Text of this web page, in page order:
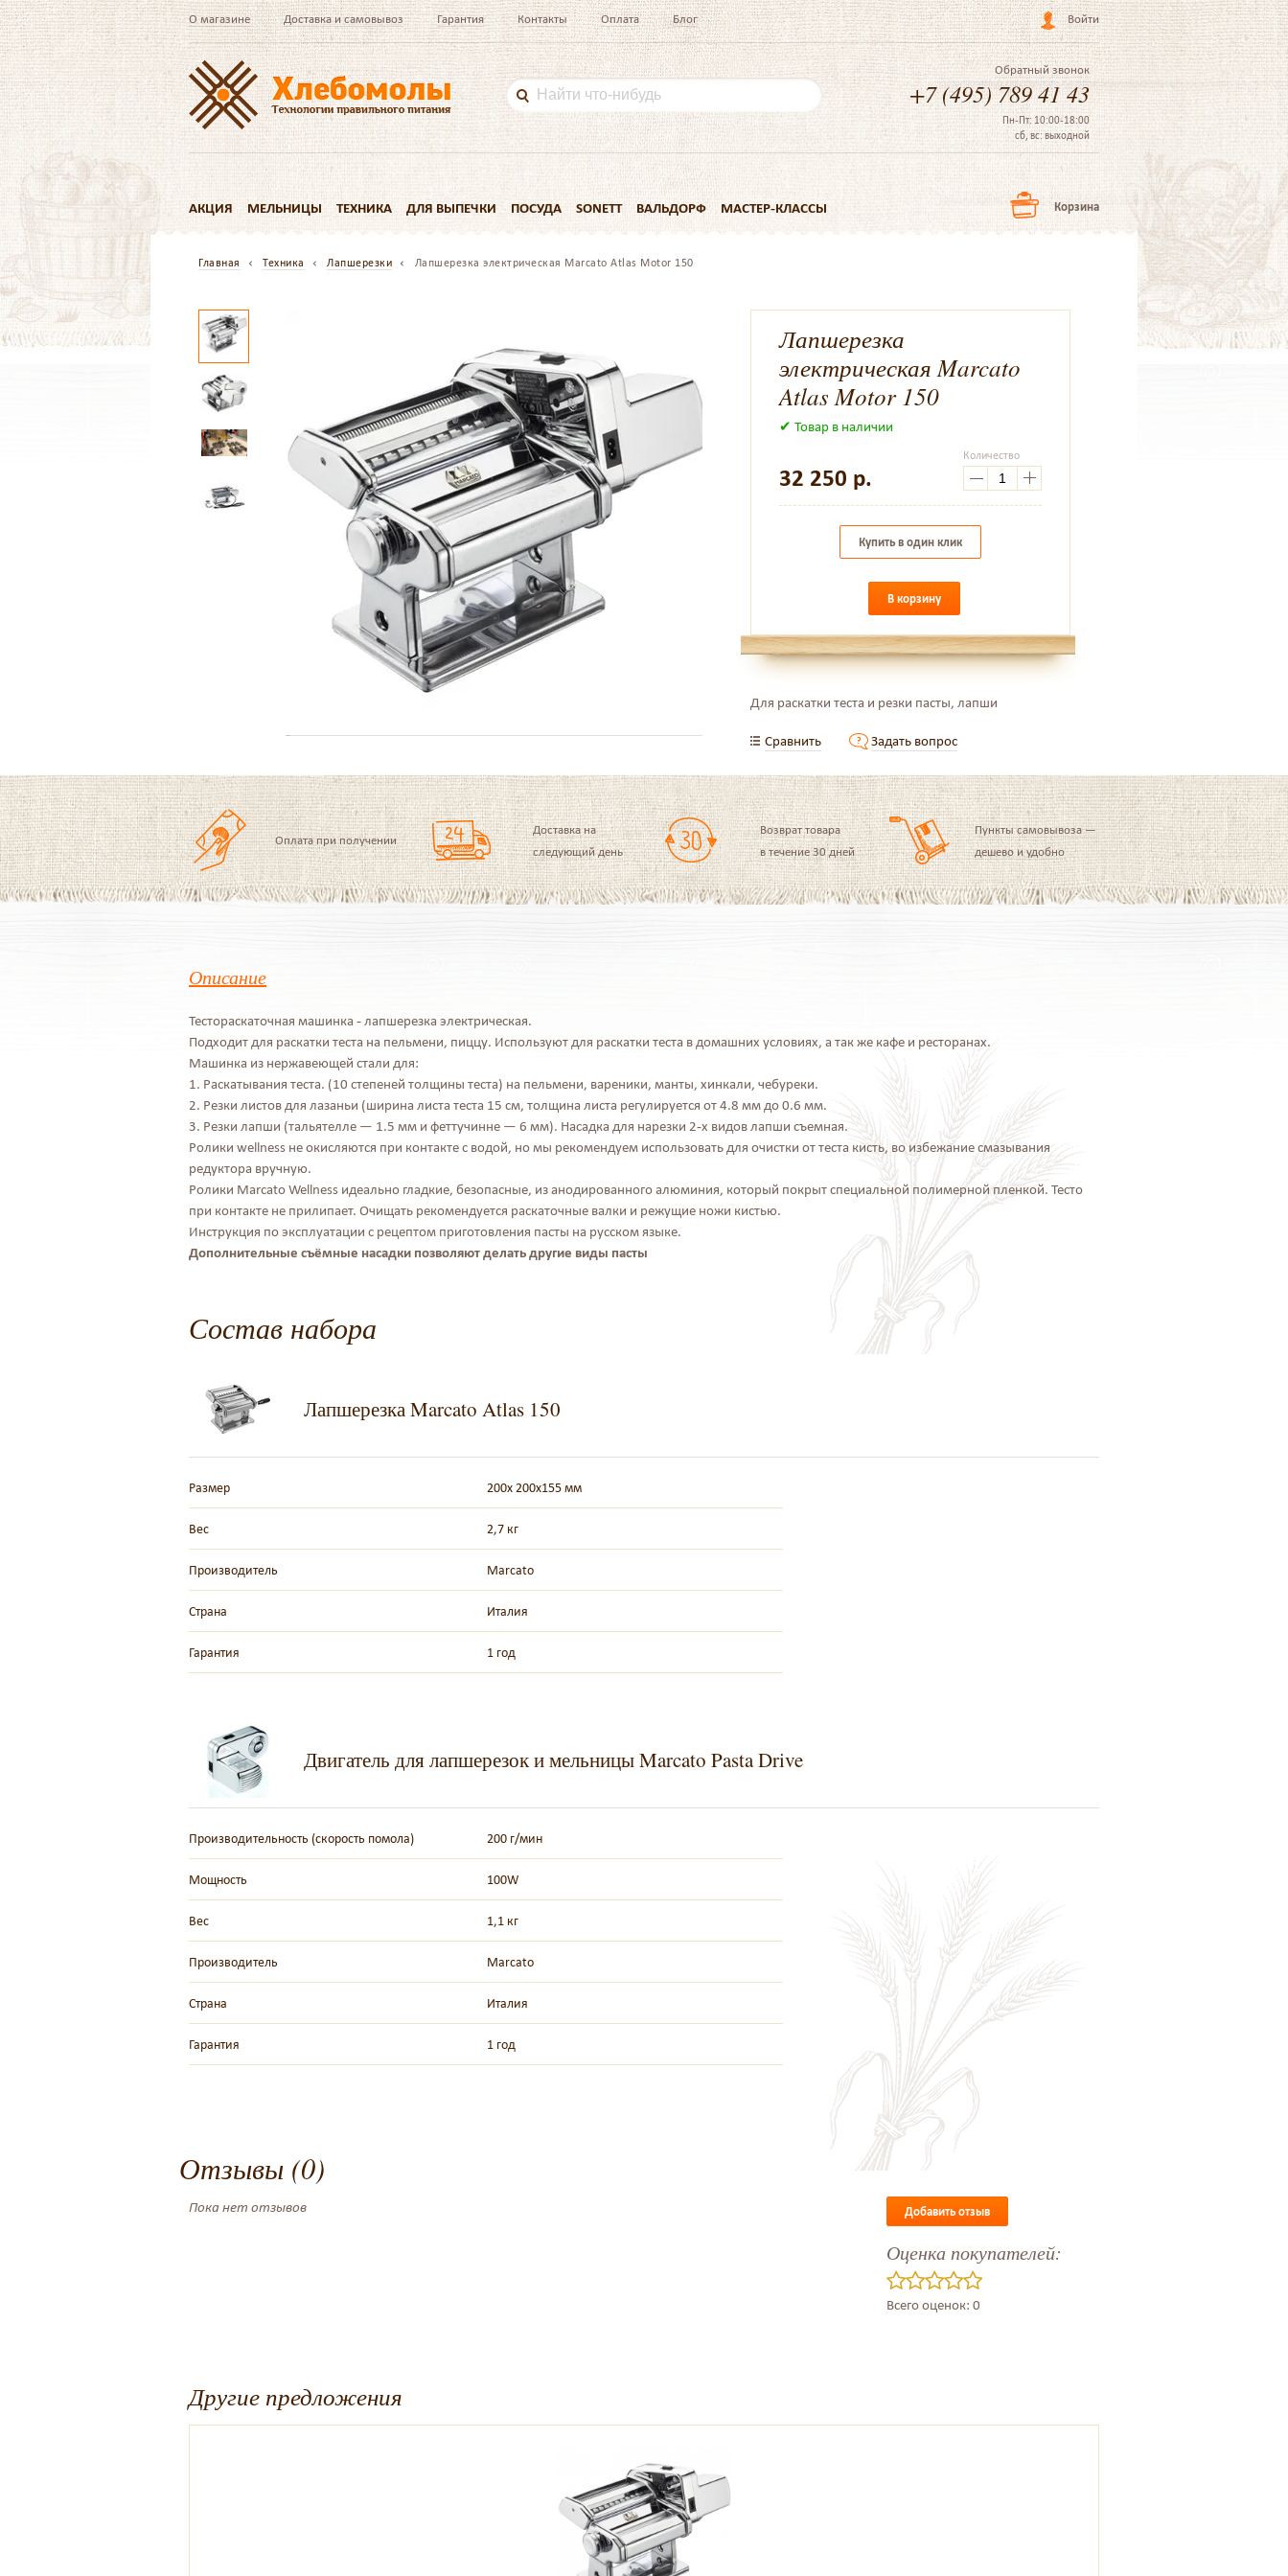
О магазине Доставка и самовывоз Гарантия Контакты Оплата Блог Войти
Обратный звонок
+7 (495) 789 41 43
Пн-Пт: 10:00-18:00
сб, вс: выходной
АКЦИЯ МЕЛЬНИЦЫ ТЕХНИКА ДЛЯ ВЫПЕЧКИ ПОСУДА SONETT ВАЛЬДОРФ МАСТЕР-КЛАССЫ Корзина
Главная Техника Лапшерезки Лапшерезка электрическая Marcato Atlas Motor 150
Лапшерезка
электрическая Marcato
Atlas Motor 150
✔ Товар в наличии
32 250 р.
Количество
Купить в один клик
В корзину
Для раскатки теста и резки пасты, лапши
Сравнить Задать вопрос
Оплата при получении
Доставка на
следующий день
Возврат товара
в течение 30 дней
Пункты самовывоза —
дешево и удобно
Описание
Тестораскаточная машинка - лапшерезка электрическая.
Подходит для раскатки теста на пельмени, пиццу. Используют для раскатки теста в домашних условиях, а так же кафе и ресторанах.
Машинка из нержавеющей стали для:
1. Раскатывания теста. (10 степеней толщины теста) на пельмени, вареники, манты, хинкали, чебуреки.
2. Резки листов для лазаньи (ширина листа теста 15 см, толщина листа регулируется от 4.8 мм до 0.6 мм.
3. Резки лапши (тальятелле — 1.5 мм и феттучинне — 6 мм). Насадка для нарезки 2-х видов лапши съемная.
Ролики wellness не окисляются при контакте с водой, но мы рекомендуем использовать для очистки от теста кисть, во избежание смазывания
редуктора вручную.
Ролики Marcato Wellness идеально гладкие, безопасные, из анодированного алюминия, который покрыт специальной полимерной пленкой. Тесто
при контакте не прилипает. Очищать рекомендуется раскаточные валки и режущие ножи кистью.
Инструкция по эксплуатации с рецептом приготовления пасты на русском языке.
Дополнительные съёмные насадки позволяют делать другие виды пасты
Состав набора
Лапшерезка Marcato Atlas 150
Размер 200x 200x155 мм
Вес 2,7 кг
Производитель Marcato
Страна Италия
Гарантия 1 год
Двигатель для лапшерезок и мельницы Marcato Pasta Drive
Производительность (скорость помола) 200 г/мин
Мощность 100W
Вес 1,1 кг
Производитель Marcato
Страна Италия
Гарантия 1 год
Отзывы (0)
Пока нет отзывов Добавить отзыв
Оценка покупателей:
Всего оценок: 0
Другие предложения